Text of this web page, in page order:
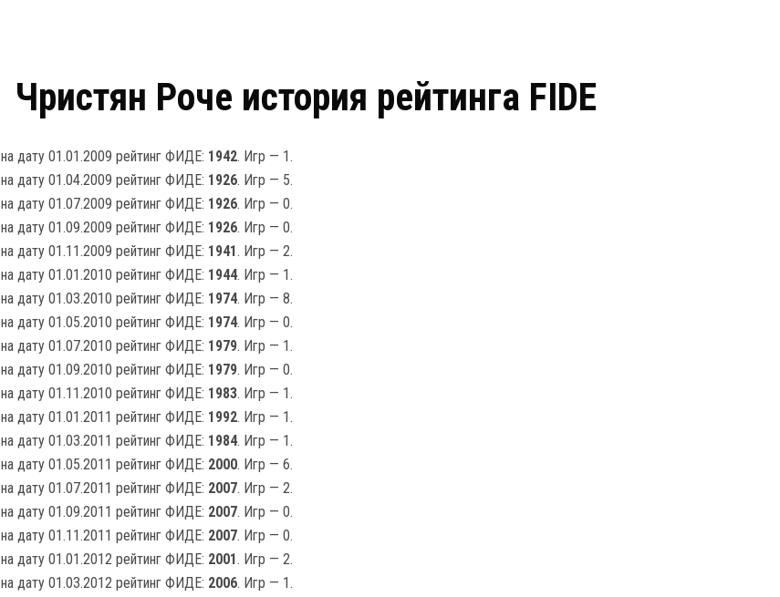
Чристян Роче история рейтинга FIDE
на дату 01.01.2009 рейтинг ФИДЕ: 1942. Игр — 1.
на дату 01.04.2009 рейтинг ФИДЕ: 1926. Игр — 5.
на дату 01.07.2009 рейтинг ФИДЕ: 1926. Игр — 0.
на дату 01.09.2009 рейтинг ФИДЕ: 1926. Игр — 0.
на дату 01.11.2009 рейтинг ФИДЕ: 1941. Игр — 2.
на дату 01.01.2010 рейтинг ФИДЕ: 1944. Игр — 1.
на дату 01.03.2010 рейтинг ФИДЕ: 1974. Игр — 8.
на дату 01.05.2010 рейтинг ФИДЕ: 1974. Игр — 0.
на дату 01.07.2010 рейтинг ФИДЕ: 1979. Игр — 1.
на дату 01.09.2010 рейтинг ФИДЕ: 1979. Игр — 0.
на дату 01.11.2010 рейтинг ФИДЕ: 1983. Игр — 1.
на дату 01.01.2011 рейтинг ФИДЕ: 1992. Игр — 1.
на дату 01.03.2011 рейтинг ФИДЕ: 1984. Игр — 1.
на дату 01.05.2011 рейтинг ФИДЕ: 2000. Игр — 6.
на дату 01.07.2011 рейтинг ФИДЕ: 2007. Игр — 2.
на дату 01.09.2011 рейтинг ФИДЕ: 2007. Игр — 0.
на дату 01.11.2011 рейтинг ФИДЕ: 2007. Игр — 0.
на дату 01.01.2012 рейтинг ФИДЕ: 2001. Игр — 2.
на дату 01.03.2012 рейтинг ФИДЕ: 2006. Игр — 1.